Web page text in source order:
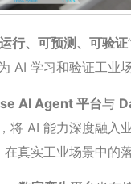
行、可预测、可验证
AI 学习和验证工业
AI Agent 平台与
将 AI 能力深度融入
真实工业场景中的落